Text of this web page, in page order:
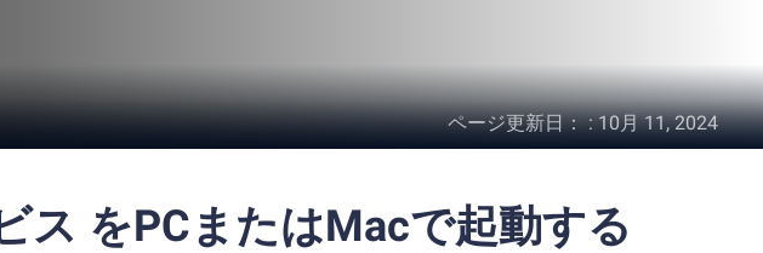
ページ更新日：:10月 11, 2024
ス をPCまたはMacで起動する